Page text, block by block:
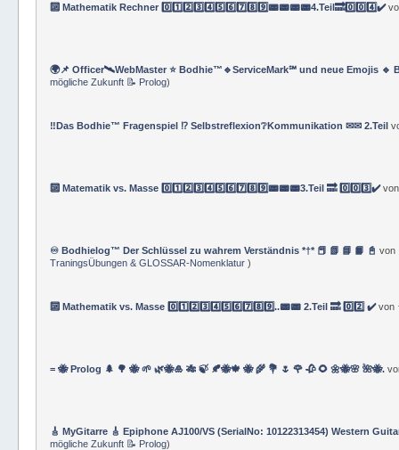
🔟 Mathematik Rechner 0️⃣1️⃣2️⃣3️⃣4️⃣5️⃣6️⃣7️⃣8️⃣9️⃣📟📟📟📟4.Teil🔜0️⃣0️⃣4️⃣✔️
🌍📌 Officer🛰WebMaster ⭐️ Bodhie™🔹ServiceMark℠ und neue Emojis 🔹
mögliche Zukunft 📝 Prolog)
‼️Das Bodhie™ Fragenspiel ⁉️ Selbstreflexion❔Kommunikation ✉✉ 2.Teil
🔟 Matematik vs. Masse 0️⃣1️⃣2️⃣3️⃣4️⃣5️⃣6️⃣7️⃣8️⃣9️⃣📟📟📟3.Teil 🔜 0️⃣0️⃣3️⃣✔️
♾️ Bodhielog™ Der Schlüssel zu wahrem Verständnis *†* 📕 📗 📘 📙 📓von
TraningsÜbungen & GLOSSAR-Nomenklatur)
🔟 Mathematik vs. Masse 0️⃣1️⃣2️⃣3️⃣4️⃣5️⃣6️⃣7️⃣8️⃣9️⃣..📟📟 2.Teil 🔜 0️⃣2️⃣ ✔️von
= 🐝 Prolog 🌲 🌳 🐝 🌱 🌿🐝🎍 🎋 🍃 🍂🐝🍁 🐝 🌾 💐 🌷 🌹 🥀 🌻 🌼🐝🌸 🌺🐝.
🎸 MyGitarre 🎸 Epiphone AJ100/VS (SerialNo: 10122313454) Western
mögliche Zukunft 📝 Prolog)